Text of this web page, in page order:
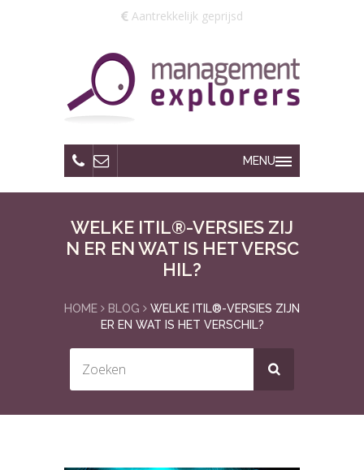
Aantrekkelijk geprijsd
MENU
WELKE ITIL®-VERSIES ZIJ
N ER EN WAT IS HET VERSC
HIL?
HOME BLOG
WELKE ITIL®-VERSIES ZIJN
ER EN WAT IS HET VERSCHIL?